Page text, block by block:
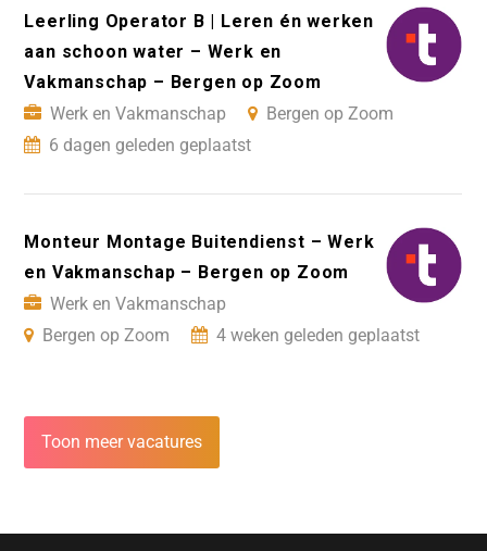
Leerling Operator B | Leren én werken
aan schoon water – Werk en
Vakmanschap – Bergen op Zoom
Werk en Vakmanschap
Bergen op Zoom
6 dagen geleden geplaatst
Monteur Montage Buitendienst – Werk
en Vakmanschap – Bergen op Zoom
Werk en Vakmanschap
Bergen op Zoom
4 weken geleden geplaatst
Toon meer vacatures